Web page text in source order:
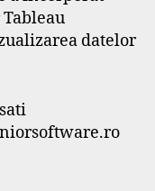
datelor